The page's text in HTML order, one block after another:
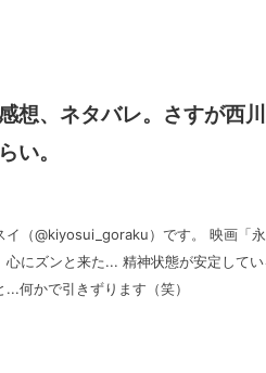
想、ネタバレ。さすが西
い。
イ（@kiyosui_goraku）です。 映画「
心にズンと来た... 精神状態が安定して
...何かで引きずります（笑）